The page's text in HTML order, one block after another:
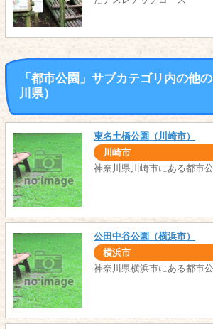
「都市公園」サブカテゴリ内の他
川県）
東名土橋公園（川崎市）
川崎市
神奈川県川崎市にある都市
公田中谷公園（横浜市）
横浜市
神奈川県横浜市にある都市